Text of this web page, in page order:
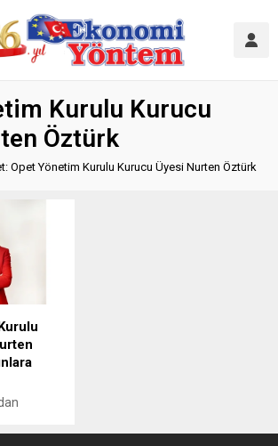
Kurulu Kurucu
Öztürk
Opet Yönetim Kurulu Kurucu Üyesi Nurten Öztürk
Brand